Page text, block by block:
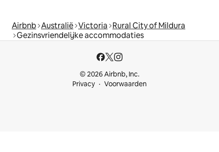
Airbnb Australië Victoria Rural City of Mildura
Gezinsvriendelijke accommodaties
© 2026 Airbnb, Inc.
Privacy
Voorwaarden